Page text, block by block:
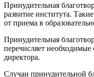
Принудительная
развитие института.
от приема в
Принудительная
перечисляет
директора.
Случаи принудительной